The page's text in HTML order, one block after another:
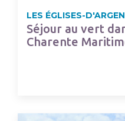
LES ÉGLISES-
Séjour au vert
Charente